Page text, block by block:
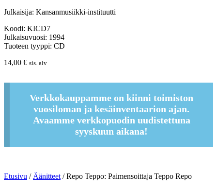
Julkaisija: Kansanmusiikki-instituutti
Koodi: KICD7
Julkaisuvuosi: 1994
Tuoteen tyyppi: CD
14,00 € sis. alv
Verkkokauppamme on kiinni toimiston
vuosiloman ja kesäinventaarion ajan.
Avaamme verkkopuodin uudistettuna
syyskuun aikana!
Etusivu /Äänitteet/ Repo Teppo: Paimensoittaja Teppo Repo